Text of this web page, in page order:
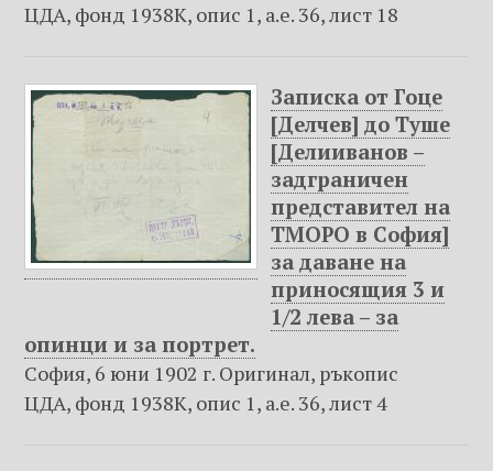
ЦДА, фонд 1938К, опис 1, а.е. 36, лист 18
Записка от Гоце
[Делчев] до Туше
[Делииванов –
задграничен
представител на
ТМОРО в София]
за даване на
приносящия 3 и
1/2 лева – за
опинци и за портрет.
София, 6 юни 1902 г. Оригинал, ръкопис
ЦДА, фонд 1938К, опис 1, а.е. 36, лист 4